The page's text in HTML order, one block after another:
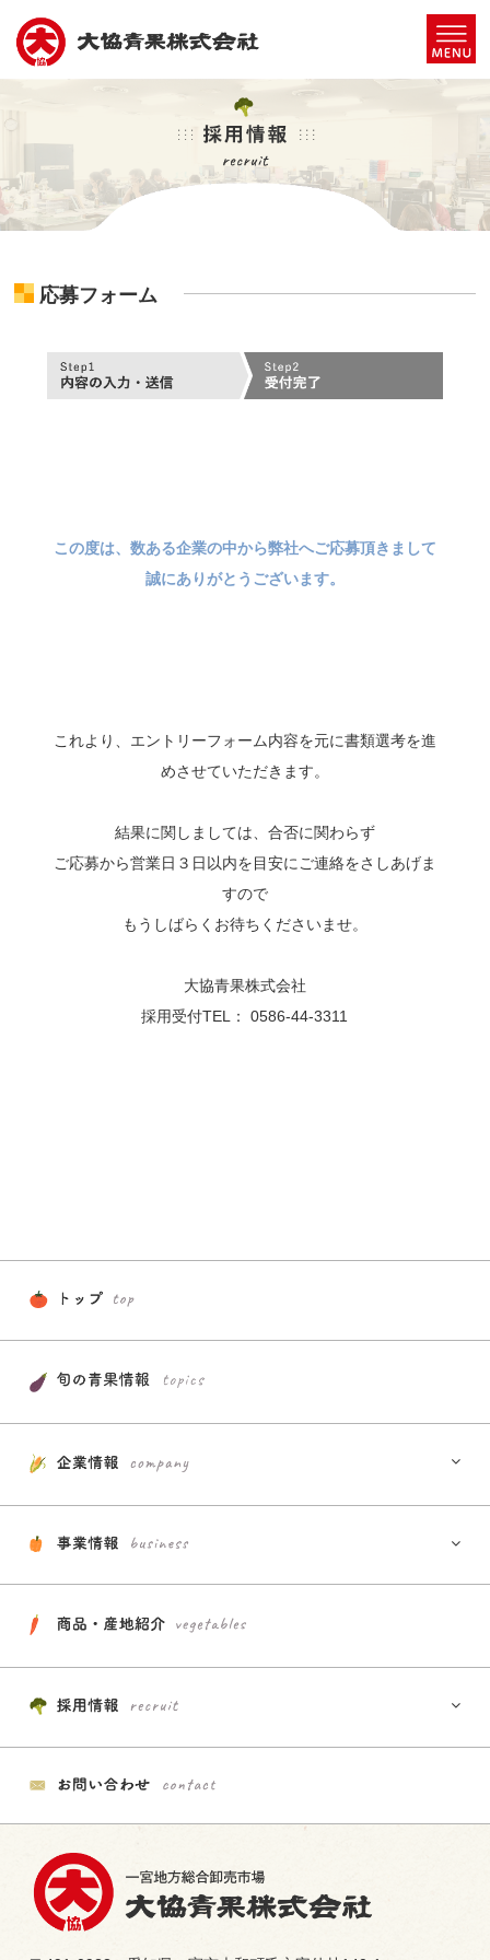
応募フォーム
この度は、数ある企業の中から弊社へご応募頂きまして
誠にありがとうございます。
これより、エントリーフォーム内容を元に書類選考を進
めさせていただきます。
結果に関しましては、合否に関わらず
ご応募から営業日３日以内を目安にご連絡をさしあげま
すので
もうしばらくお待ちくださいませ。
大協青果株式会社
採用受付TEL：0586-44-3311